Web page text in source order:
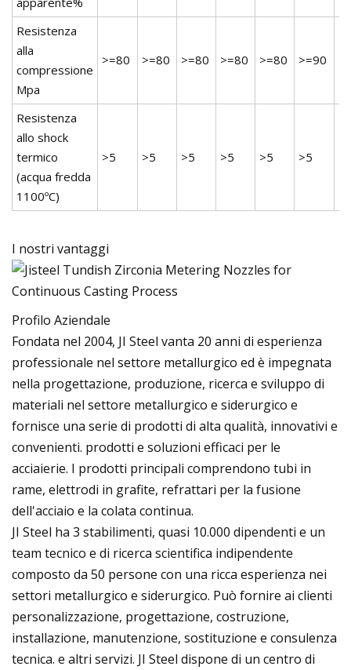
Resistenza
alla
compressione
Mpa
>=80 >=80 >=80 >=80 >=80 >=90
Resistenza
allo shock
termico
(acqua fredda
1100ºC)
>5 >5 >5 >5 >5 >5
I nostri vantaggi
Profilo Aziendale
Fondata nel 2004, JI Steel vanta 20 anni di esperienza
professionale nel settore metallurgico ed è impegnata
nella progettazione, produzione, ricerca e sviluppo di
materiali nel settore metallurgico e siderurgico e
fornisce una serie di prodotti di alta qualità, innovativi e
convenienti. prodotti e soluzioni efficaci per le
acciaierie. I prodotti principali comprendono tubi in
rame, elettrodi in grafite, refrattari per la fusione
dell'acciaio e la colata continua.
JI Steel ha 3 stabilimenti, quasi 10.000 dipendenti e un
team tecnico e di ricerca scientifica indipendente
composto da 50 persone con una ricca esperienza nei
settori metallurgico e siderurgico. Può fornire ai clienti
personalizzazione, progettazione, costruzione,
installazione, manutenzione, sostituzione e consulenza
tecnica. e altri servizi. JI Steel dispone di un centro di